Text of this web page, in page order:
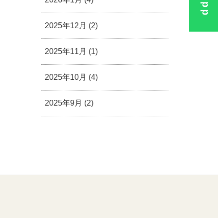
2025年12月 (2)
2025年11月 (1)
2025年10月 (4)
2025年9月 (2)